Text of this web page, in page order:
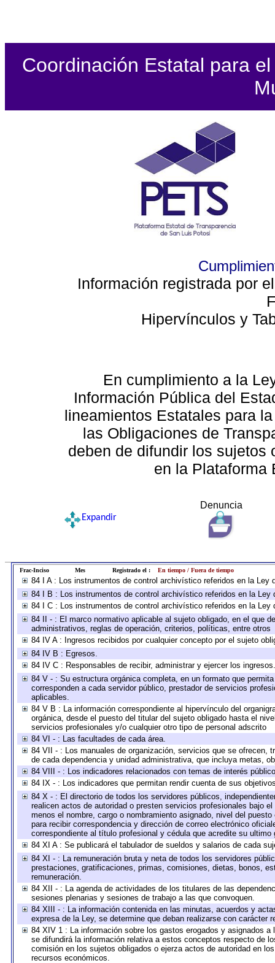
Coordinación Estatal para
Información registrada por
Hipervínculos y
En cumplimiento a la
Información Pública del
lineamientos Estatales para
las Obligaciones de
deben de difundir los sujetos
en la Plataforma
Denuncia
Expandir
Frac-Inciso Mes Registrado el : En tiempo / Fuera de tiempo
84 I A : Los instrumentos de control archivístico referidos en la
84 I B : Los instrumentos de control archivístico referidos en la
84 I C : Los instrumentos de control archivístico referidos en la
84 II - : El marco normativo aplicable al sujeto obligado, en el que
administrativos, reglas de operación, criterios, políticas, entre otros
84 IV A : Ingresos recibidos por cualquier concepto por el sujeto
84 IV B : Egresos.
84 IV C : Responsables de recibir, administrar y ejercer los ingresos.
84 V - : Su estructura orgánica completa, en un formato que
corresponden a cada servidor público, prestador de servicios
aplicables.
84 V B : La información correspondiente al hipervínculo del
orgánica, desde el puesto del titular del sujeto obligado hasta el
servicios profesionales y/o cualquier otro tipo de personal adscrito
84 VI - : Las facultades de cada área.
84 VII - : Los manuales de organización, servicios que se
de cada dependencia y unidad administrativa, que incluya metas,
84 VIII - : Los indicadores relacionados con temas de interés
84 IX - : Los indicadores que permitan rendir cuenta de sus
84 X - : El directorio de todos los servidores públicos,
realicen actos de autoridad o presten servicios profesionales bajo
menos el nombre, cargo o nombramiento asignado, nivel del
para recibir correspondencia y dirección de correo electrónico
correspondiente al título profesional y cédula que acredite su ultimo
84 XI A : Se publicará el tabulador de sueldos y salarios de cada
84 XI - : La remuneración bruta y neta de todos los servidores
prestaciones, gratificaciones, primas, comisiones, dietas, bonos,
remuneración.
84 XII - : La agenda de actividades de los titulares de las
sesiones plenarias y sesiones de trabajo a las que convoquen.
84 XIII - : La información contenida en las minutas, acuerdos y
expresa de la Ley, se determine que deban realizarse con carácter
84 XIV 1 : La información sobre los gastos erogados y asignados
se difundirá la información relativa a estos conceptos respecto de
comisión en los sujetos obligados o ejerza actos de autoridad en
recursos económicos.